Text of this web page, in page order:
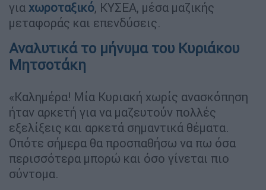
για χωροταξικό, ΚΥΣΕΑ, μέσα μαζικής
μεταφοράς και επενδύσεις.
Αναλυτικά το μήνυμα του Κυριάκου
Μητσοτάκη
«Καλημέρα! Μία Κυριακή χωρίς ανασκόπηση
ήταν αρκετή για να μαζευτούν πολλές
εξελίξεις και αρκετά σημαντικά θέματα.
Οπότε σήμερα θα προσπαθήσω να πω όσα
περισσότερα μπορώ και όσο γίνεται πιο
σύντομα.